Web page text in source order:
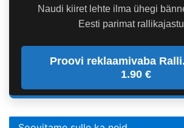
Naudi kiiret lehte ilma ühegi
Eesti parimat
Proovi reklaamivaba
1.90 €